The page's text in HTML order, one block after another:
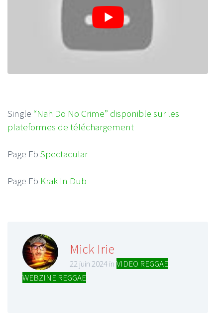
Single “Nah Do No Crime” disponible sur les
plateformes de téléchargement
Page Fb Spectacular
Page Fb Krak In Dub
Mick Irie
22 juin 2024 in VIDEO REGGAE
WEBZINE REGGAE